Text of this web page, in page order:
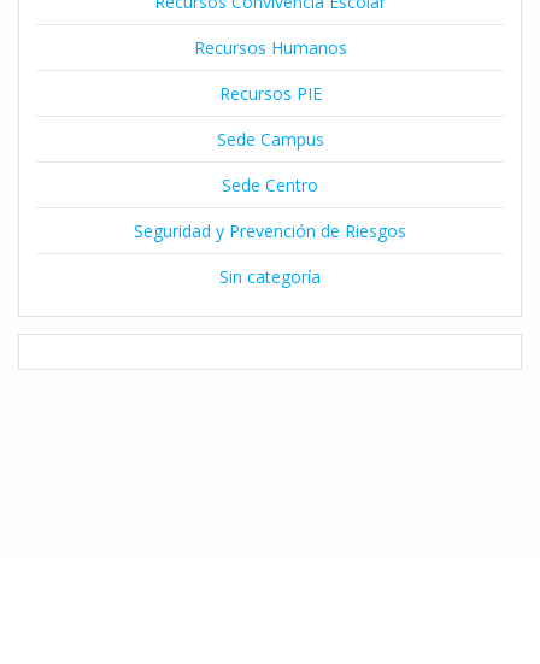
Recursos Humanos
Recursos PIE
Sede Campus
Sede Centro
Seguridad y Prevención de Riesgos
Sin categoría